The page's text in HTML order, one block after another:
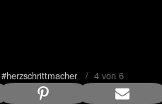
#herzschrittmacher/ 4 von 6
anzeigen